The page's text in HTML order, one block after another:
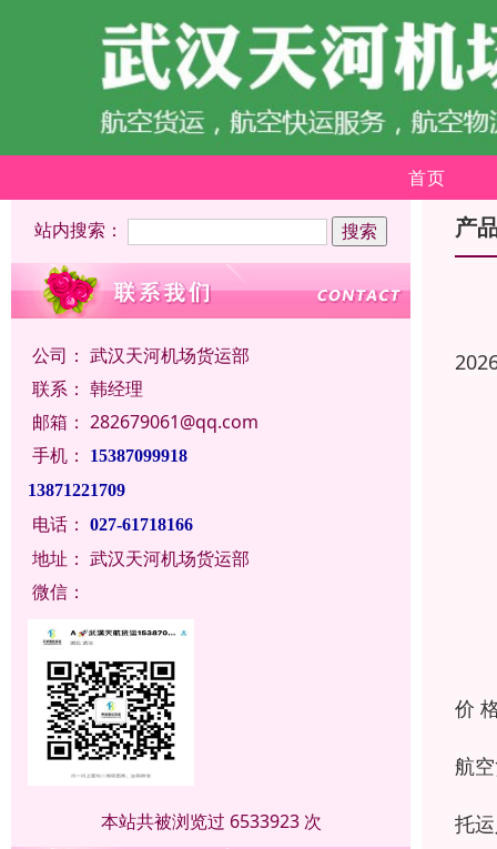
首页
站内搜索：
公司： 武汉天河机场货运部
联系： 韩经理
邮箱： 282679061@qq.com
手机：
15387099918
13871221709
电话： 027-61718166
地址： 武汉天河机场货运部
微信：
本站共被浏览过 6533923 次
产
价
航
托